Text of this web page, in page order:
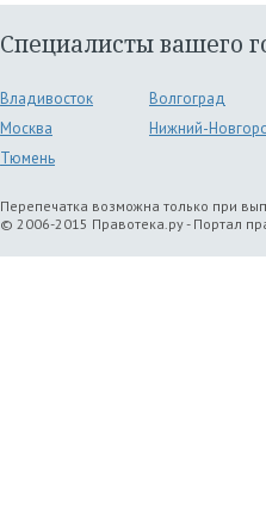
Специалисты вашего
Владивосток
Волгоград
Москва
Нижний-
Тюмень
Перепечатка возможна только при
© 2006-2015 Правотека.ру - Портал